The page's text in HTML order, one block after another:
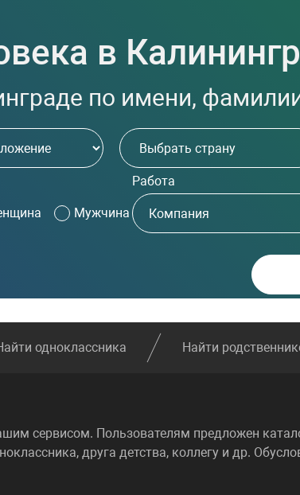
в
по имени, фамилии
Мужчина
Работа
одноклассника Найти
сервисом. Пользователям предложен
друга детства, коллегу и др.